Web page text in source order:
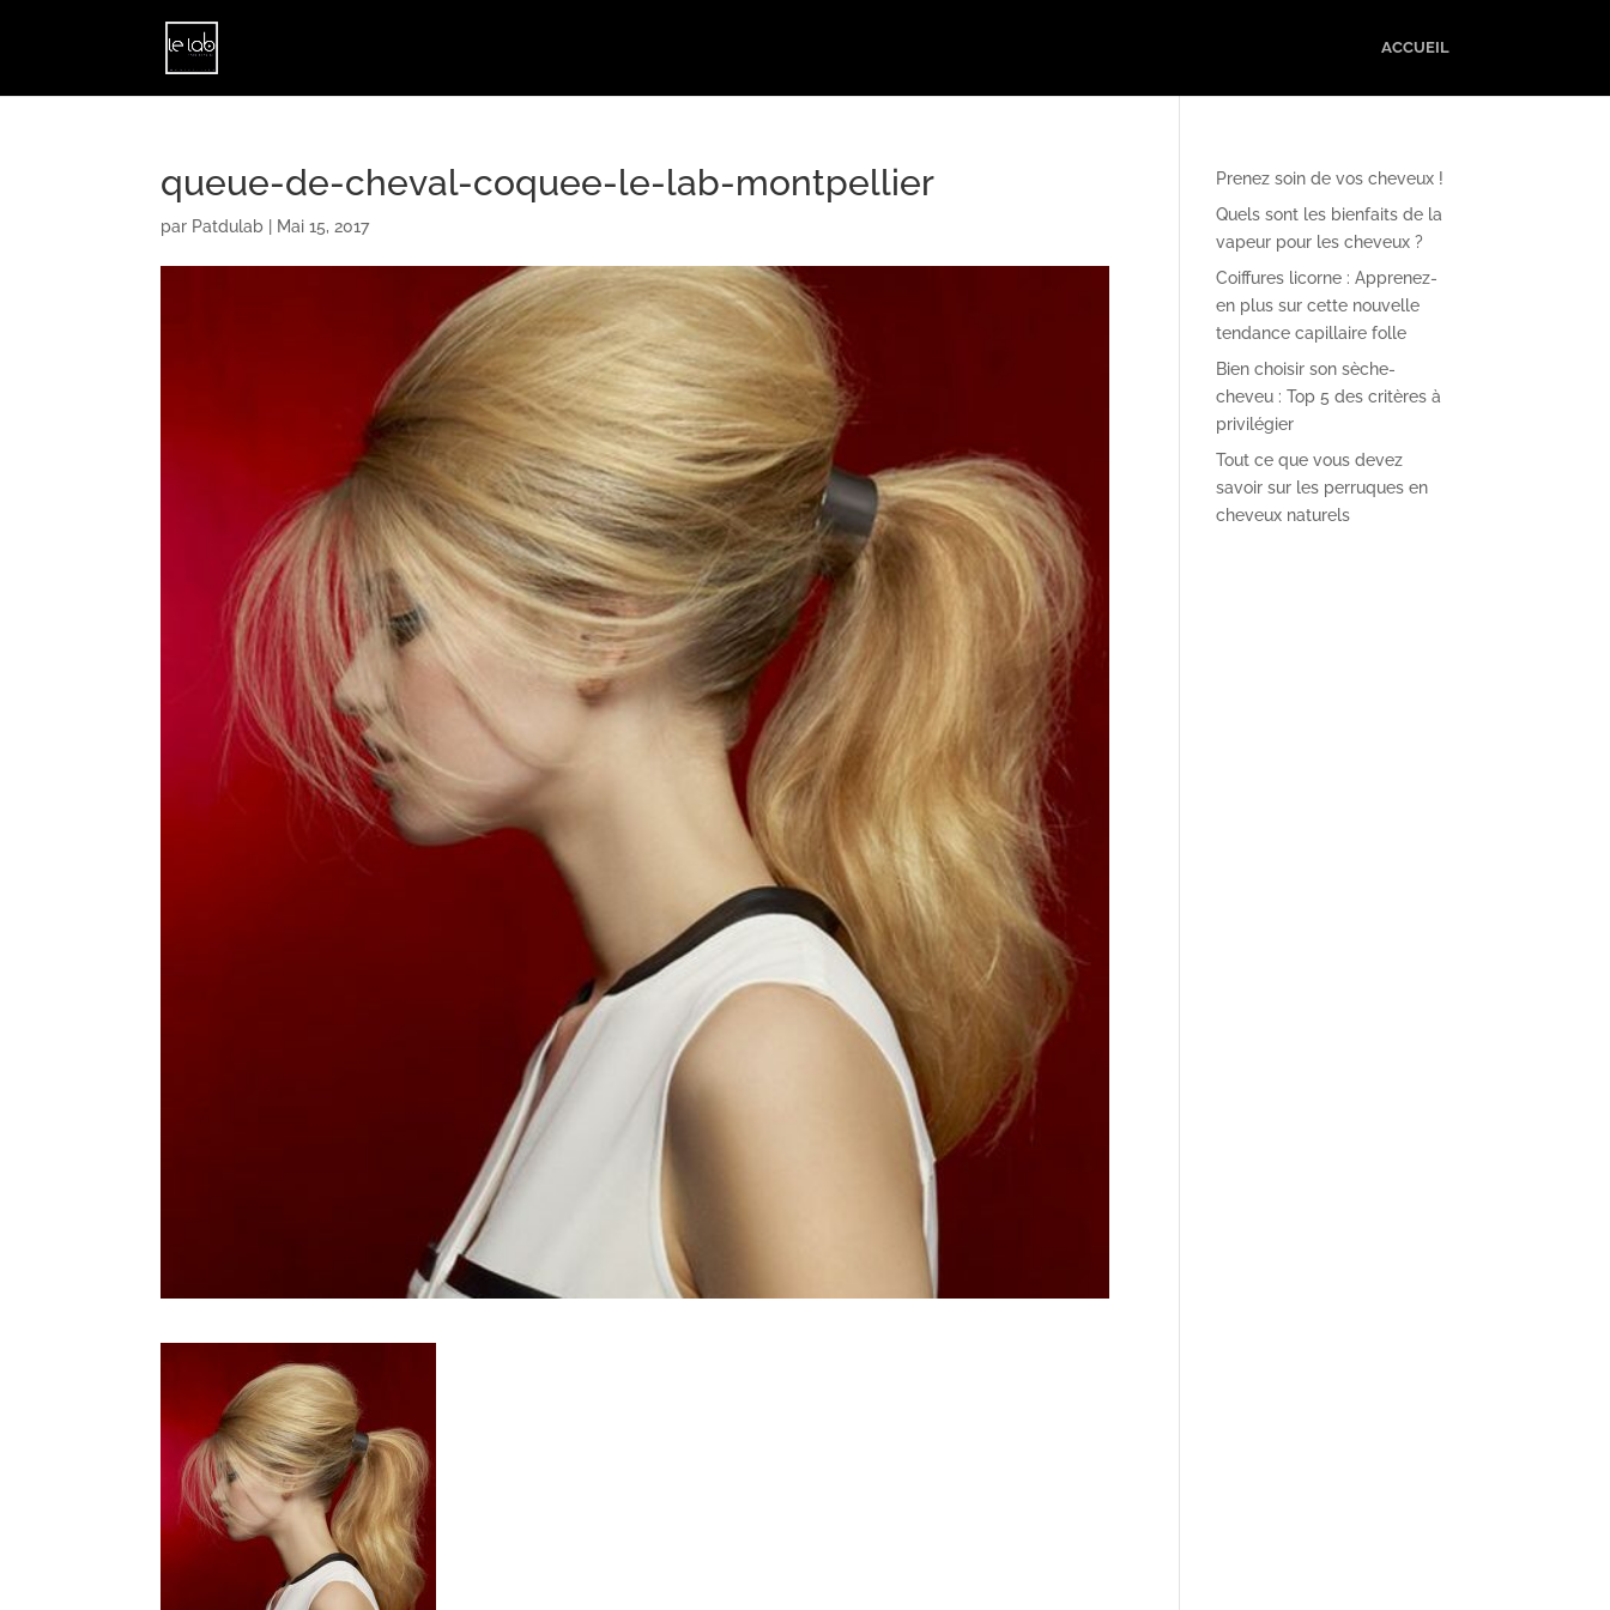
ACCUEIL
queue-de-cheval-coquee-le-lab-montpellier
par Patdulab Mai 15, 2017
Prenez soin de vos cheveux !
Quels sont les bienfaits de la
vapeur pour les cheveux ?
Coiffures licorne : Apprenez-
en plus sur cette nouvelle
tendance capillaire folle
Bien choisir son sèche-
cheveu : Top 5 des critères à
privilégier
Tout ce que vous devez
savoir sur les perruques en
cheveux naturels